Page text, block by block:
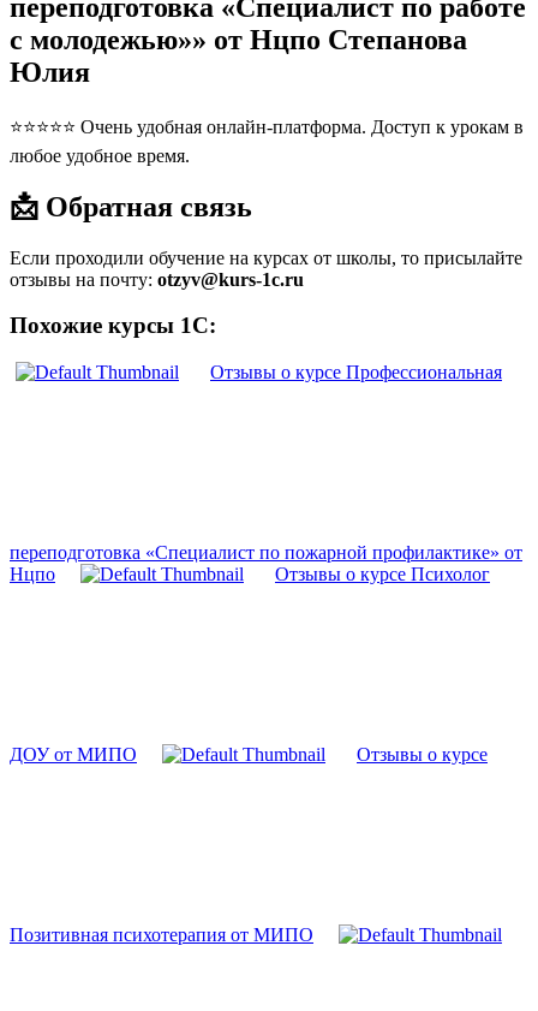
переподготовка «Специалист по работе
с молодежью»» от Нцпо Степанова
Юлия
⭐⭐⭐⭐⭐ Очень удобная онлайн-платформа. Доступ к урокам в
любое удобное время.
📩 Обратная связь
Если проходили обучение на курсах от школы, то присылайте
отзывы на почту: otzyv@kurs-1c.ru
Похожие курсы 1С:
Отзывы о курсе Профессиональная
переподготовка «Специалист по пожарной профилактике» от
Нцпо
Отзывы о курсе Психолог
ДОУ от МИПО Отзывы о курсе
Позитивная психотерапия от МИПО